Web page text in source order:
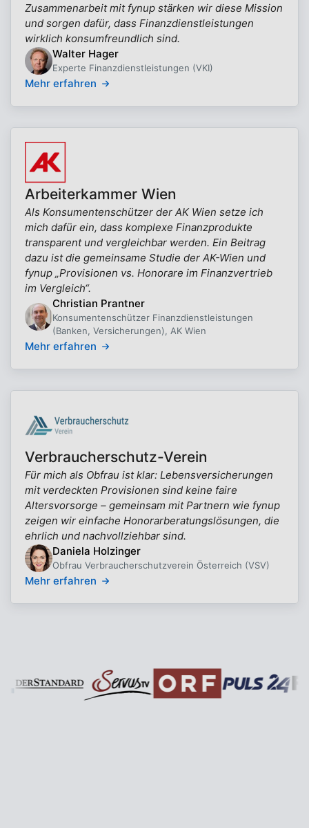
Zusammenarbeit mit fynup stärken wir diese Mission
und sorgen dafür, dass Finanzdienstleistungen
wirklich konsumfreundlich sind.
Walter Hager
Experte Finanzdienstleistungen (VKI)
Mehr erfahren
Arbeiterkammer Wien
Als Konsumentenschützer der AK Wien setze ich
mich dafür ein, dass komplexe Finanzprodukte
transparent und vergleichbar werden. Ein Beitrag
dazu ist die gemeinsame Studie der AK-Wien und
fynup „Provisionen vs. Honorare im Finanzvertrieb
im Vergleich“.
Christian Prantner
Konsumentenschützer Finanzdienstleistungen
(Banken, Versicherungen), AK Wien
Mehr erfahren
Verbraucherschutz-Verein
Für mich als Obfrau ist klar: Lebensversicherungen
mit verdeckten Provisionen sind keine faire
Altersvorsorge – gemeinsam mit Partnern wie fynup
zeigen wir einfache Honorarberatungslösungen, die
ehrlich und nachvollziehbar sind.
Daniela Holzinger
Obfrau Verbraucherschutzverein Österreich (VSV)
Mehr erfahren